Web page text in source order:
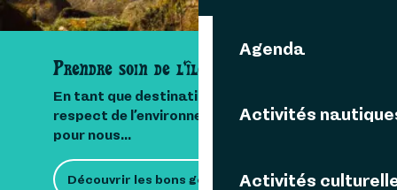
Agenda
Activités
Activités
Prendre soin de l'île
En tant que destination insulaire, le
respect de l’environnement est important
pour nous...
Découvrir les bons gestes